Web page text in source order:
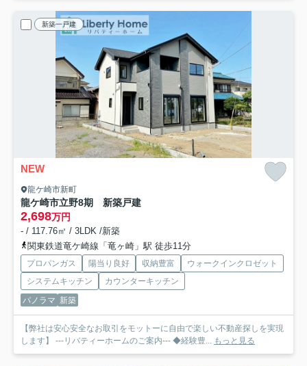
新築一戸建
NEW
龍ケ崎市新町
龍ケ崎市立野8期 新築戸建
2,698万円
- / 117.76㎡ / 3LDK /新築
関東鉄道竜ケ崎線「竜ヶ崎」駅 徒歩11分
プロパンガス 陽当り良好 収納豊富
ウォークインクロゼット
システムキッチン
カウンターキッチン
パノラマ 新築
【弊社は安心安全なお取引をモットーに自由で楽しい不動産探しを実現
します】 ---リバティーホームのご案内--- ◆経験豊... もっと見る